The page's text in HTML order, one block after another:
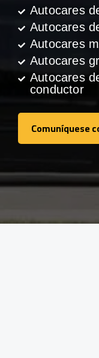
Autocares
Autocares
Autocares
Autocares
Autocares
conductor
Comuníquese
Comuníquese